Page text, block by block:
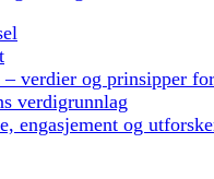
– verdier og prinsipper
verdigrunnlag
engasjement og